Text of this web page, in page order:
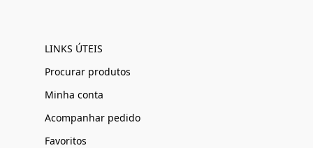
LINKS ÚTEIS
Procurar produtos
Minha conta
Acompanhar pedido
Favoritos